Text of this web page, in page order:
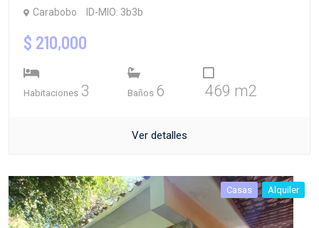
Carabobo ID-MIO: 3b3b
$ 210,000
Habitaciones 3 Baños 6 469 m2
Ver detalles
Casas Alquiler